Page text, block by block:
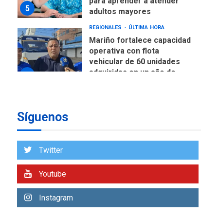
5
adultos mayores
REGIONALES ÚLTIMA HORA
Mariño fortalece capacidad
operativa con flota
vehicular de 60 unidades
adquiridas en un año de
7
la altura de Macho Muerto
1
REGIONALES ÚLTIMA HORA
Núcleo del Sistema de
Síguenos
Twitter
Youtube
Instagram